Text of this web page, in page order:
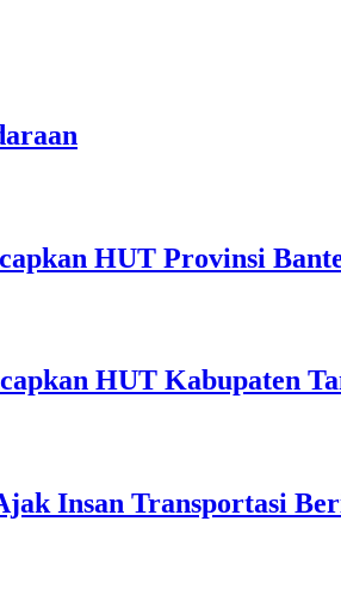
HUT Provinsi
HUT Kabupaten
Insan Transportasi